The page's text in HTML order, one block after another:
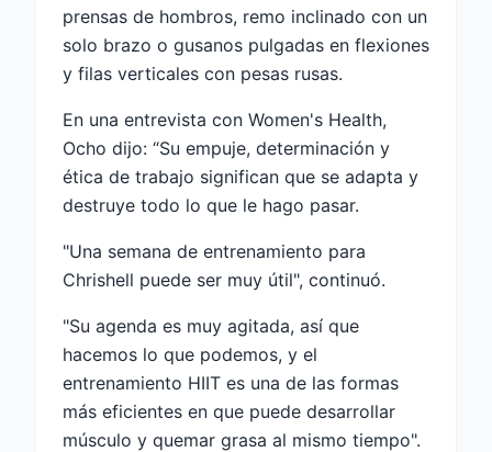
prensas de hombros, remo inclinado con un
solo brazo o gusanos pulgadas en flexiones
y filas verticales con pesas rusas.
En una entrevista con Women's Health,
Ocho dijo: “Su empuje, determinación y
ética de trabajo significan que se adapta y
destruye todo lo que le hago pasar.
"Una semana de entrenamiento para
Chrishell puede ser muy útil", continuó.
"Su agenda es muy agitada, así que
hacemos lo que podemos, y el
entrenamiento HIIT es una de las formas
más eficientes en que puede desarrollar
músculo y quemar grasa al mismo tiempo".